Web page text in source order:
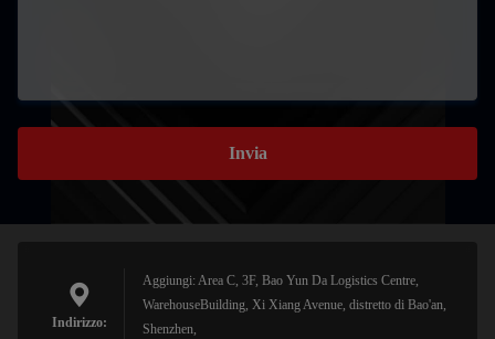
Invia
Indirizzo:
Aggiungi: Area C, 3F, Bao Yun Da Logistics Centre,
WarehouseBuilding, Xi Xiang Avenue, distretto di Bao'an,
Shenzhen,